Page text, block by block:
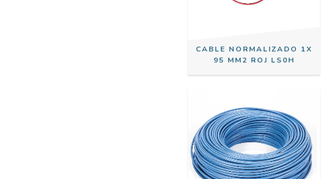
CABLE NORMALIZADO 1X
95 MM2 ROJ LS0H